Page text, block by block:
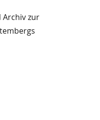
Archiv zur